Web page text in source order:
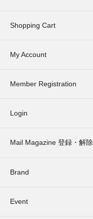
Shopping Cart
My Account
Member Registration
Login
Mail Magazine 登録・解除
Brand
Event